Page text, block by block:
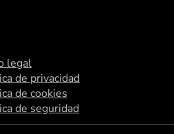
legal
de privacidad
de cookies
de seguridad